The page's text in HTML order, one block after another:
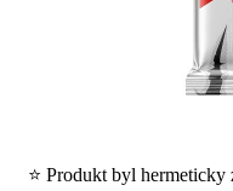
⭐ Produkt byl